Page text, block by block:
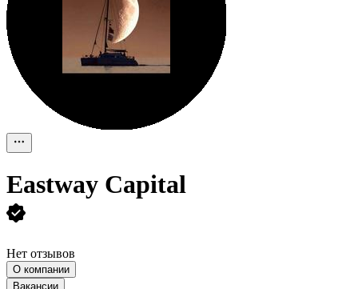
Eastway Capital
Нет отзывов
О компании
Вакансии